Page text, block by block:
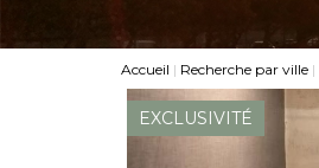
Accueil Recherche par ville
EXCLUSIVITÉ